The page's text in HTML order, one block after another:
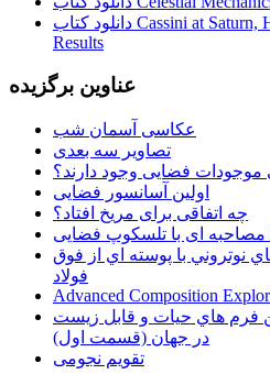
دانلود کتاب Cassini at Saturn, Huygens
Results
عناوین برگزیده
عکاسی آسمان شب
تصاویر سه بعدی
موجودات فضایی وجود دارند؟
اولین آسانسور فضایی
چه اتفاقی برای مریخ افتاد؟
نوتروني با پوسته اي از فوق
فولاد
Advanced Composition
فرم هاي حيات و قابل زيست
در جهان (قسمت اول)
تقویم نجومی